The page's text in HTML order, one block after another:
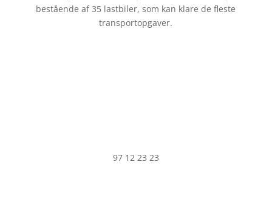
bestående af 35 lastbiler, som kan klare de fleste
transportopgaver.
97 12 23 23